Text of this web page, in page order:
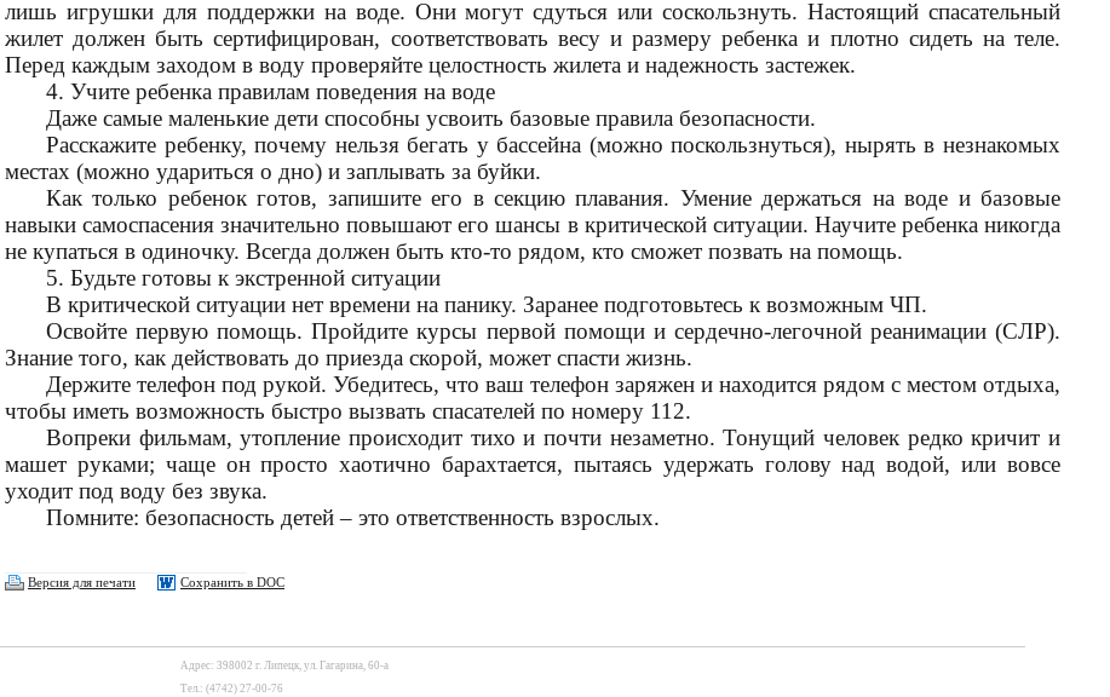
лишь игрушки для поддержки на воде. Они могут сдуться или соскользнуть. Настоящий спасательный
жилет должен быть сертифицирован, соответствовать весу и размеру ребенка и плотно сидеть на теле.
Перед каждым заходом в воду проверяйте целостность жилета и надежность застежек.
4. Учите ребенка правилам поведения на воде
Даже самые маленькие дети способны усвоить базовые правила безопасности.
Расскажите ребенку, почему нельзя бегать у бассейна (можно поскользнуться), нырять в незнакомых
местах (можно удариться о дно) и заплывать за буйки.
Как только ребенок готов, запишите его в секцию плавания. Умение держаться на воде и базовые
навыки самоспасения значительно повышают его шансы в критической ситуации. Научите ребенка никогда
не купаться в одиночку. Всегда должен быть кто-то рядом, кто сможет позвать на помощь.
5. Будьте готовы к экстренной ситуации
В критической ситуации нет времени на панику. Заранее подготовьтесь к возможным ЧП.
Освойте первую помощь. Пройдите курсы первой помощи и сердечно-легочной реанимации (СЛР).
Знание того, как действовать до приезда скорой, может спасти жизнь.
Держите телефон под рукой. Убедитесь, что ваш телефон заряжен и находится рядом с местом отдыха,
чтобы иметь возможность быстро вызвать спасателей по номеру 112.
Вопреки фильмам, утопление происходит тихо и почти незаметно. Тонущий человек редко кричит и
машет руками; чаще он просто хаотично барахтается, пытаясь удержать голову над водой, или вовсе
уходит под воду без звука.
Помните: безопасность детей – это ответственность взрослых.
Версия для печати Сохранить в DOC
Адрес: 398002 г. Липецк, ул. Гагарина, 60-а
Тел.: (4742) 27-00-76